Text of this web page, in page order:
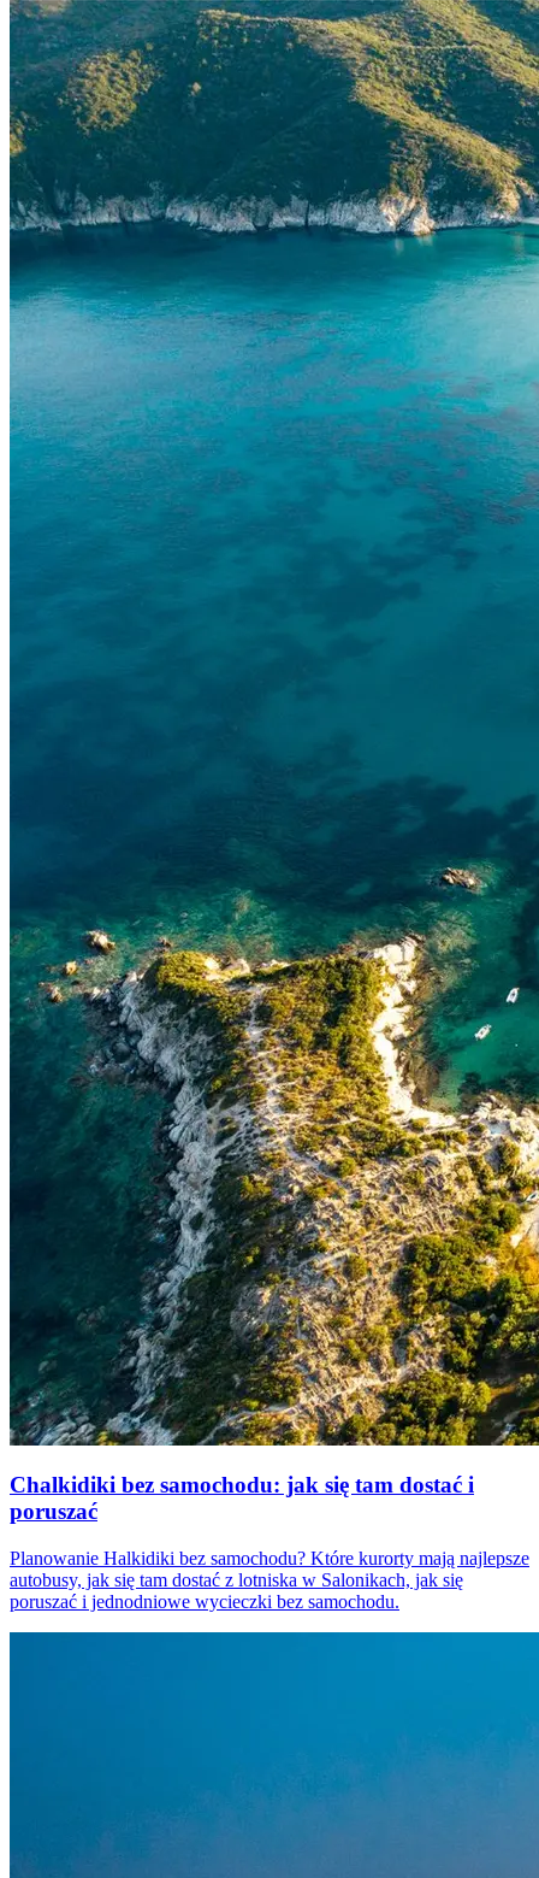
Chalkidiki bez samochodu: jak się tam dostać i
poruszać
Planowanie Halkidiki bez samochodu? Które kurorty mają najlepsze
autobusy, jak się tam dostać z lotniska w Salonikach, jak się
poruszać i jednodniowe wycieczki bez samochodu.